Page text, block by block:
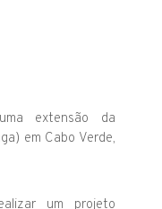
extensão da
em Cabo Verde,
um projeto